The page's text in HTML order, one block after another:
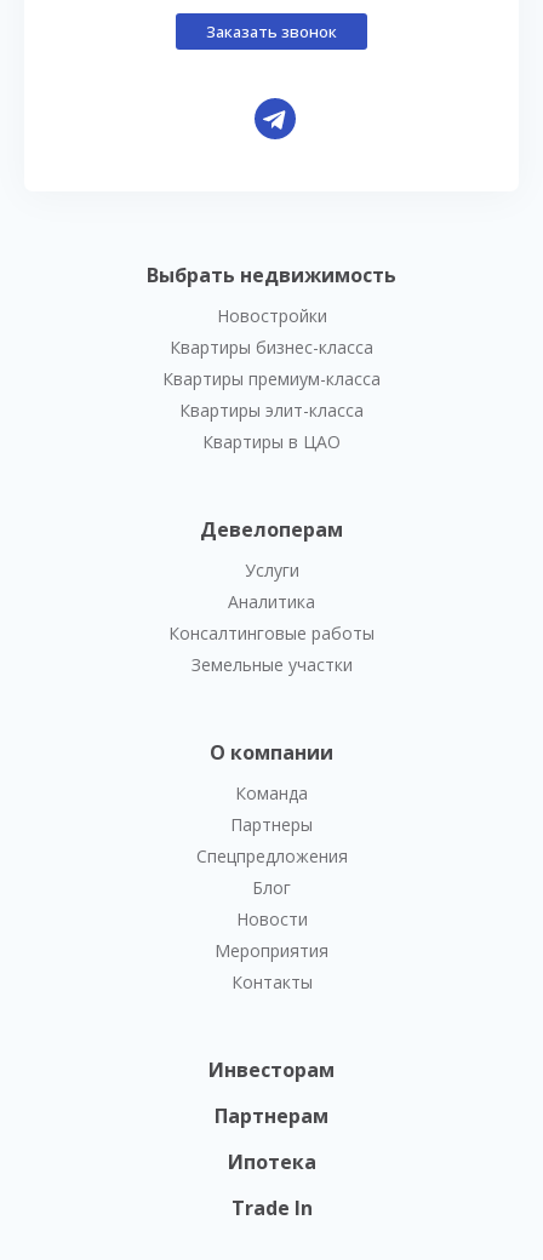
Выбрать недвижимость
Новостройки
Квартиры бизнес-класса
Квартиры премиум-класса
Квартиры элит-класса
Квартиры в ЦАО
Девелоперам
Услуги
Аналитика
Консалтинговые работы
Земельные участки
О компании
Команда
Партнеры
Спецпредложения
Блог
Новости
Мероприятия
Контакты
Инвесторам
Партнерам
Ипотека
Trade In
Заказать звонок